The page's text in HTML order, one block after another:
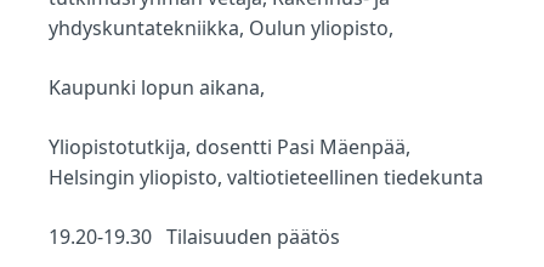
yhdyskuntatekniikka, Oulun yliopisto,
Kaupunki lopun aikana,
Yliopistotutkija, dosentti Pasi Mäenpää,
Helsingin yliopisto, valtiotieteellinen tiedekunta
19.20-19.30 Tilaisuuden päätös